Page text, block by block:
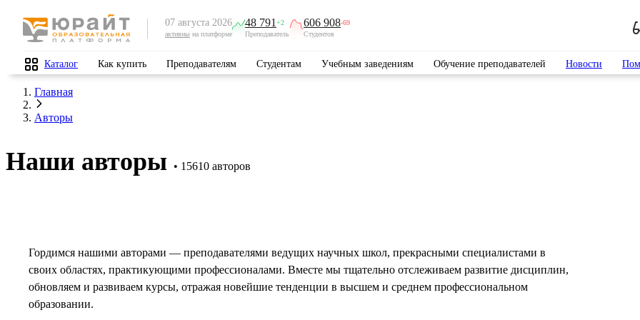
07 августа 2026
активны на платформе
48 791 +2
Преподаватель
606 908-69
Студентов
Каталог Как купить Преподавателям Студентам Учебным заведениям Обучение преподавателей Новости
Главная
Авторы
Наши авторы 15610 авторов
Гордимся нашими авторами — преподавателями ведущих научных школ, прекрасными специалистами в
своих областях, практикующими профессионалами. Вместе мы тщательно отслеживаем развитие дисциплин,
обновляем и развиваем курсы, отражая новейшие тенденции в высшем и среднем профессиональном
образовании.